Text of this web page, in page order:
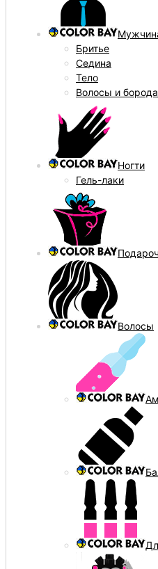
Бритье
Седина
Тело
Волосы и борода
Ногти
Гель-лаки
Волосы